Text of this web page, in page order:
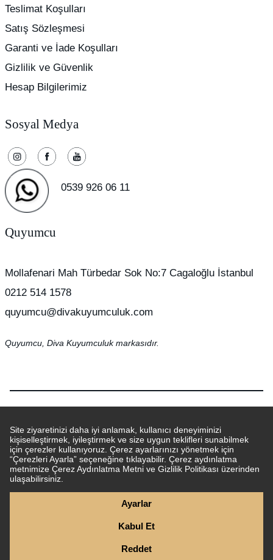
Teslimat Koşulları
Satış Sözleşmesi
Garanti ve İade Koşulları
Gizlilik ve Güvenlik
Hesap Bilgilerimiz
Sosyal Medya
0539 926 06 11
Quyumcu
Mollafenari Mah Türbedar Sok No:7 Cagaloğlu İstanbul
0212 514 1578
quyumcu@divakuyumculuk.com
Quyumcu, Diva Kuyumculuk markasıdır.
© 2026 Tüm hakları saklıdır.